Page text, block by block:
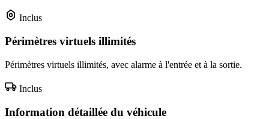
Inclus
Périmètres virtuels illimités
Périmètres virtuels illimités, avec alarme à l'entrée et à la sortie.
Inclus
Information détaillée du véhicule